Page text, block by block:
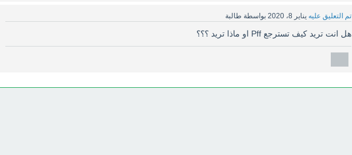
تم التعليق عليه يناير 8، 2020 بواسطة طالبة
هل انت تريد كيف تسترجع Pff او ماذا تريد ؟؟؟